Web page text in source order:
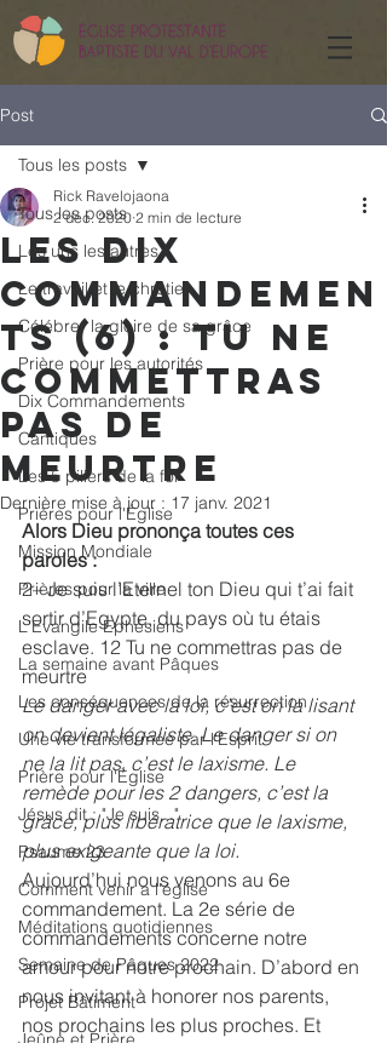
Post
Tous les posts
Les uns les autres
Le travail et le chrétien
Célébrer la gloire de sa grâce
Prière pour les autorités
Dix Commandements
Cantiques
Les 5 piliers de la foi
Prières pour l'Église
Mission Mondiale
Prières pour la ville
L'Evangile Ephésiens
La semaine avant Pâques
Les conséquences de la résurrection
Une vie transformée par l'Esprit
Prière pour l'Église
Jésus dit : "Je suis..."
Psaume 23
Comment venir a l'église
Méditations quotidiennes
Semaine de Pâques 2022
Projet Bâtiment
Tous les posts
Les dix
commandemen
ts (6) : Tu ne
commettras
pas de
meurtre
Rick Ravelojaona
2 déc. 2020 2 min de lecture
Dernière mise à jour : 17 janv. 2021
Alors Dieu prononça toutes ces
paroles :
2– Je suis l’Eternel ton Dieu qui t’ai fait
sortir d’Egypte, du pays où tu étais
esclave. 12 Tu ne commettras pas de
meurtre
Le danger avec la loi, c’est on la lisant
on devient légaliste. Le danger si on
ne la lit pas, c’est le laxisme. Le
remède pour les 2 dangers, c’est la
grâce, plus libératrice que le laxisme,
plus exigeante que la loi.
Aujourd’hui nous venons au 6e
commandement. La 2e série de
commandements concerne notre
amour pour notre prochain. D’abord en
nous invitant à honorer nos parents,
nos prochains les plus proches. Et